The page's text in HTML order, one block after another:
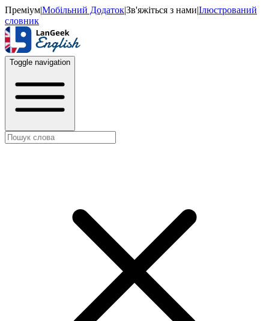
Преміум|Мобільний Додаток|Зв'яжіться з нами|Ілюстрований
словник
Toggle navigation